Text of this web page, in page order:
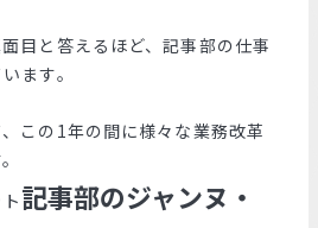
目と答えるほど、記事部の仕事
ます。
この1年の間に様々な業務改革
記事部のジャンヌ・